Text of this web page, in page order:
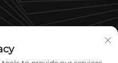
Yuhua-Distriktet,